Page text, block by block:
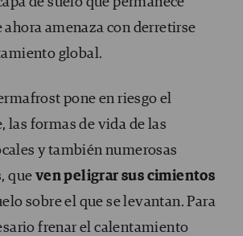
ahora amenaza con derretirse
global.
pone en riesgo el
las formas de vida de las
y también numerosas
que ven peligrar sus cimientos
sobre el que se levantan. Para
frenar el calentamiento